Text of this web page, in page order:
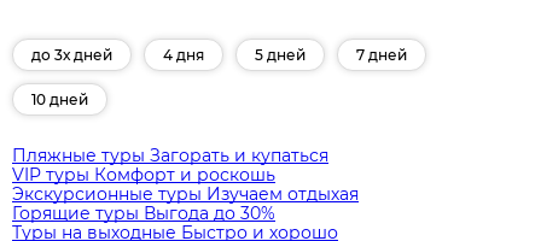
до 3х дней 4 дня 5 дней 7 дней
10 дней
Пляжные туры Загорать и купаться
VIP туры Комфорт и роскошь
Экскурсионные туры Изучаем отдыхая
Горящие туры Выгода до 30%
Туры на выходные Быстро и хорошо